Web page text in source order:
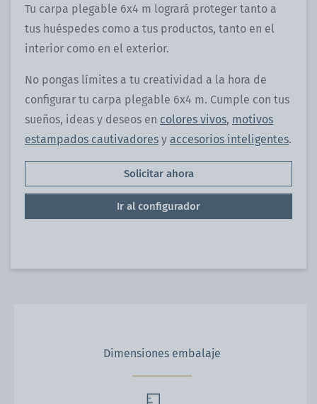
Tu carpa plegable 6x4 m logrará proteger tanto a
tus huéspedes como a tus productos, tanto en el
interior como en el exterior.
No pongas límites a tu creatividad a la hora de
configurar tu carpa plegable 6x4 m. Cumple con tus
sueños, ideas y deseos en colores vivos, motivos
estampados cautivadores y accesorios inteligentes.
Solicitar ahora
Ir al configurador
Dimensiones embalaje